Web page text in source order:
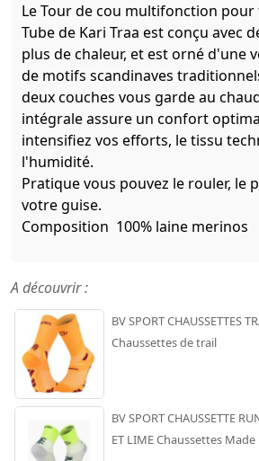
Le Tour de cou multifonction pour
Tube de Kari Traa est conçu avec
plus de chaleur, et est orné d'une
de motifs scandinaves
deux couches vous garde au
intégrale assure un confort
intensifiez vos efforts, le tissu
l'humidité.
Pratique vous pouvez le rouler, le
votre guise.
Composition 100% laine merinos
A découvrir :
BV SPORT CHAUSSETTES
Chaussettes de trail
BV SPORT CHAUSSETTE
ET LIME Chaussettes